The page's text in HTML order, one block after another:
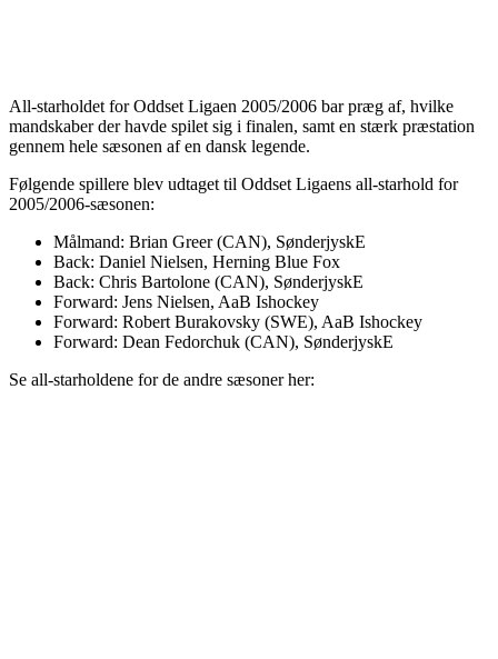
All-starholdet for Oddset Ligaen 2005/2006 bar præg af, hvilke
mandskaber der havde spilet sig i finalen, samt en stærk præstation
gennem hele sæsonen af en dansk legende.
Følgende spillere blev udtaget til Oddset Ligaens all-starhold for
2005/2006-sæsonen:
Målmand: Brian Greer (CAN), SønderjyskE
Back: Daniel Nielsen, Herning Blue Fox
Back: Chris Bartolone (CAN), SønderjyskE
Forward: Jens Nielsen, AaB Ishockey
Forward: Robert Burakovsky (SWE), AaB Ishockey
Forward: Dean Fedorchuk (CAN), SønderjyskE
Se all-starholdene for de andre sæsoner her: